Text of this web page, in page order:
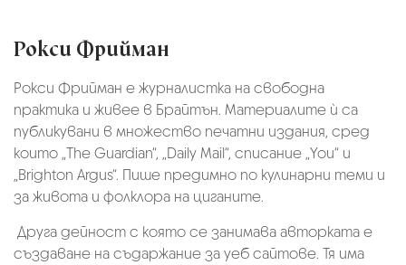
Рокси Фрийман
Рокси Фрийман е журналистка на свободна
практика и живее в Брайтън. Материалите ѝ са
публикувани в множество печатни издания, сред
които „The Guardian“, „Daily Mail“, списание „You“ и
„Brighton Argus“. Пише предимно по кулинарни теми и
за живота и фолклора на циганите.
Друга дейност с която се занимава авторката е
създаване на съдаржание за уеб сайтове. Тя има